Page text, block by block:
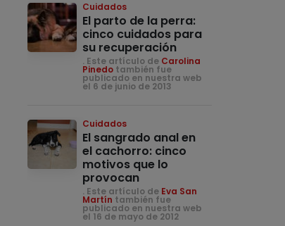
Cuidados
El parto de la perra:
cinco cuidados para
su recuperación
. Este artículo de Carolina
Pinedo también fue
publicado en nuestra web
el 6 de junio de 2013
Cuidados
El sangrado anal en
el cachorro: cinco
motivos que lo
provocan
. Este artículo de Eva San
Martín también fue
publicado en nuestra web
el 16 de mayo de 2012